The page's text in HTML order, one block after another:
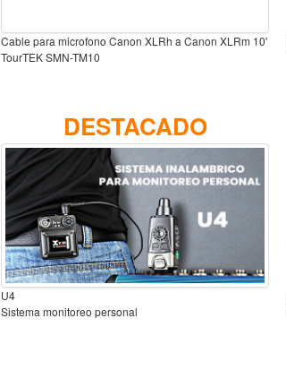
Cable para microfono Canon XLRh a Canon XLRm 10'
TourTEK SMN-TM10
DESTACADO
U4
Sistema monitoreo personal